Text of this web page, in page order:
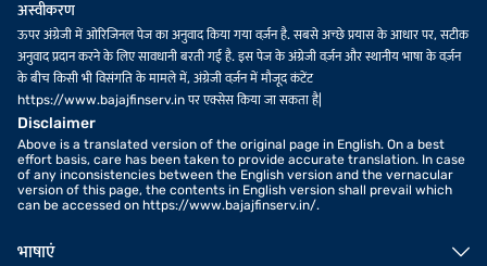
अस्वीकरण
ऊपर अंग्रेजी में ओरिजिनल पेज का अनुवाद किया गया वर्ज़न है. सबसे अच्छे प्रयास के आधार पर, सटीक
अनुवाद प्रदान करने के लिए सावधानी बरती गई है. इस पेज के अंग्रेजी वर्ज़न और स्थानीय भाषा के वर्ज़न
के बीच किसी भी विसंगति के मामले में, अंग्रेजी वर्ज़न में मौजूद कंटेंट
https://www.bajajfinserv.in पर एक्सेस किया जा सकता है|
Disclaimer
Above is a translated version of the original page in English. On a best
effort basis, care has been taken to provide accurate translation. In case
of any inconsistencies between the English version and the vernacular
version of this page, the contents in English version shall prevail which
can be accessed on https://www.bajajfinserv.in/.
भाषाएं